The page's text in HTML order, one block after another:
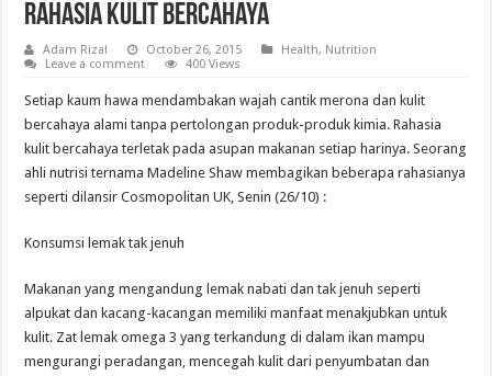
Rahasia Kulit Bercahaya
Adam Rizal October 26, 2015 Health, Nutrition
Leave a comment
400 Views
Setiap kaum hawa mendambakan wajah cantik merona dan kulit
bercahaya alami tanpa pertolongan produk-produk kimia. Rahasia
kulit bercahaya terletak pada asupan makanan setiap harinya. Seorang
ahli nutrisi ternama Madeline Shaw membagikan beberapa rahasianya
seperti dilansir Cosmopolitan UK, Senin (26/10) :
Konsumsi lemak tak jenuh
Makanan yang mengandung lemak nabati dan tak jenuh seperti
alpukat dan kacang-kacangan memiliki manfaat menakjubkan untuk
kulit. Zat lemak omega 3 yang terkandung di dalam ikan mampu
mengurangi peradangan, mencegah kulit dari penyumbatan dan